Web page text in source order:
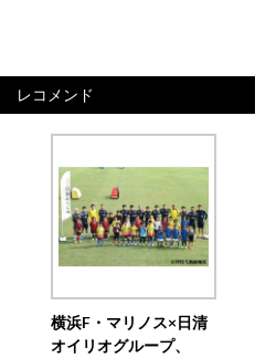
レコメンド
横浜F・マリノス×日清
オイリオグループ、